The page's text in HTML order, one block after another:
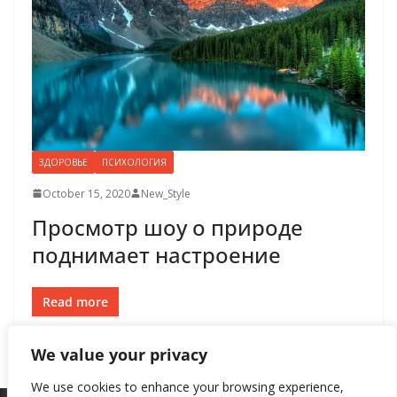
We value your privacy
We use cookies to enhance your browsing experience,
ЗДОРОВЬЕ ПСИХОЛОГИЯ
October 15, 2020 New_Style
Просмотр шоу о природе
поднимает настроение
Read more